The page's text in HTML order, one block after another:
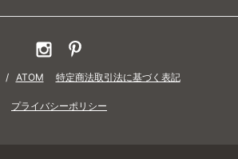
/ ATOM 特定商法取引法に基づく表記
プライバシーポリシー